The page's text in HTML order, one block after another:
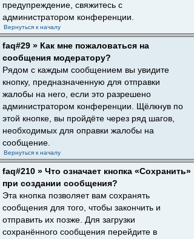
предупреждение, свяжитесь с
администратором конференции.
Вернуться к началу
faq#29 » Как мне пожаловаться на
сообщения модератору?
Рядом с каждым сообщением вы увидите
кнопку, предназначенную для отправки
жалобы на него, если это разрешено
администратором конференции. Щёлкнув по
этой кнопке, вы пройдёте через ряд шагов,
необходимых для оправки жалобы на
сообщение.
Вернуться к началу
faq#210 » Что означает кнопка «Сохранить»
при создании сообщения?
Эта кнопка позволяет вам сохранять
сообщения для того, чтобы закончить и
отправить их позже. Для загрузки
сохранённого сообщения перейдите в